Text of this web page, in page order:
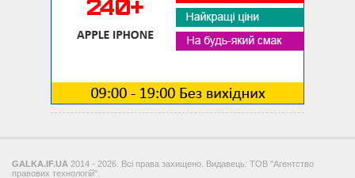
GALKA.IF.UA 2014 - 2026. Всі права захищено. Видавець: ТОВ "Агентство
правових технологій".